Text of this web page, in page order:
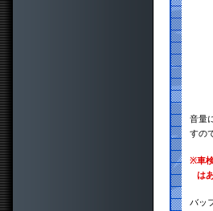
音量
すの
※車
は
バッ